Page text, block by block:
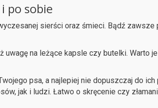
po sobie
sierści oraz śmieci. Bądź zawsze
uwagę na leżące kapsle czy butelki. Warto
psa, a najlepiej nie dopuszczaj do ich
jak i ludzi. Łatwo o skręcenie czy